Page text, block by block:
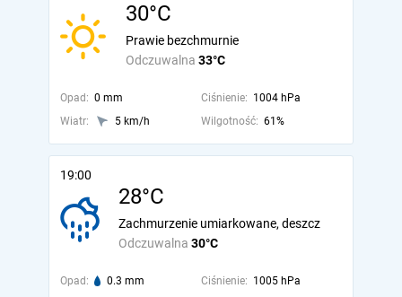
30°C
Odczuwalna 33°C
Prawie bezchmurnie
Opad: 0 mm Ciśnienie: 1004 hPa
Wiatr:
5 km/h Wilgotność: 61%
19:00
28°C
Odczuwalna 30°C
Zachmurzenie umiarkowane, deszcz
Opad: 0.3 mm Ciśnienie: 1005 hPa